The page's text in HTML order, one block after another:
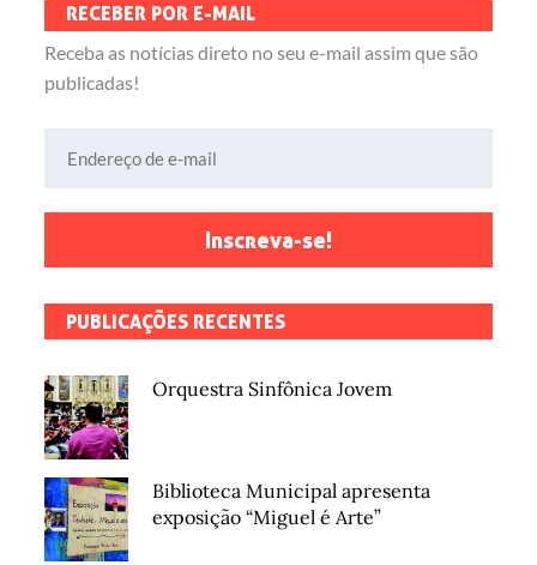
RECEBER POR E-MAIL
Receba as notícias direto no seu e-mail assim que são
publicadas!
Inscreva-se!
PUBLICAÇÕES RECENTES
Orquestra Sinfônica Jovem
Biblioteca Municipal apresenta
exposição “Miguel é Arte”